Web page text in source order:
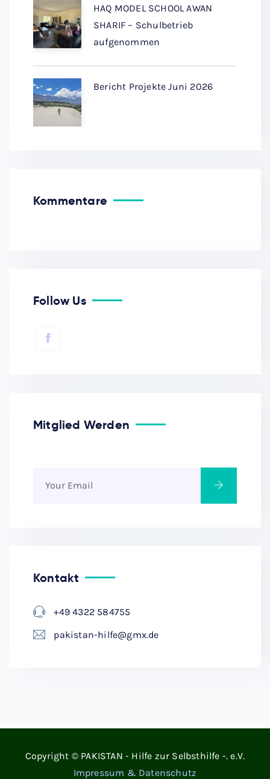
HAQ MODEL SCHOOL AWAN
SHARIF – Schulbetrieb
aufgenommen
Bericht Projekte Juni 2026
Kommentare
Follow Us
Mitglied Werden
Kontakt
+49 4322 584755
pakistan-hilfe@gmx.de
Copyright © PAKISTAN - Hilfe zur Selbsthilfe -. e.V.
Impressum & Datenschutz